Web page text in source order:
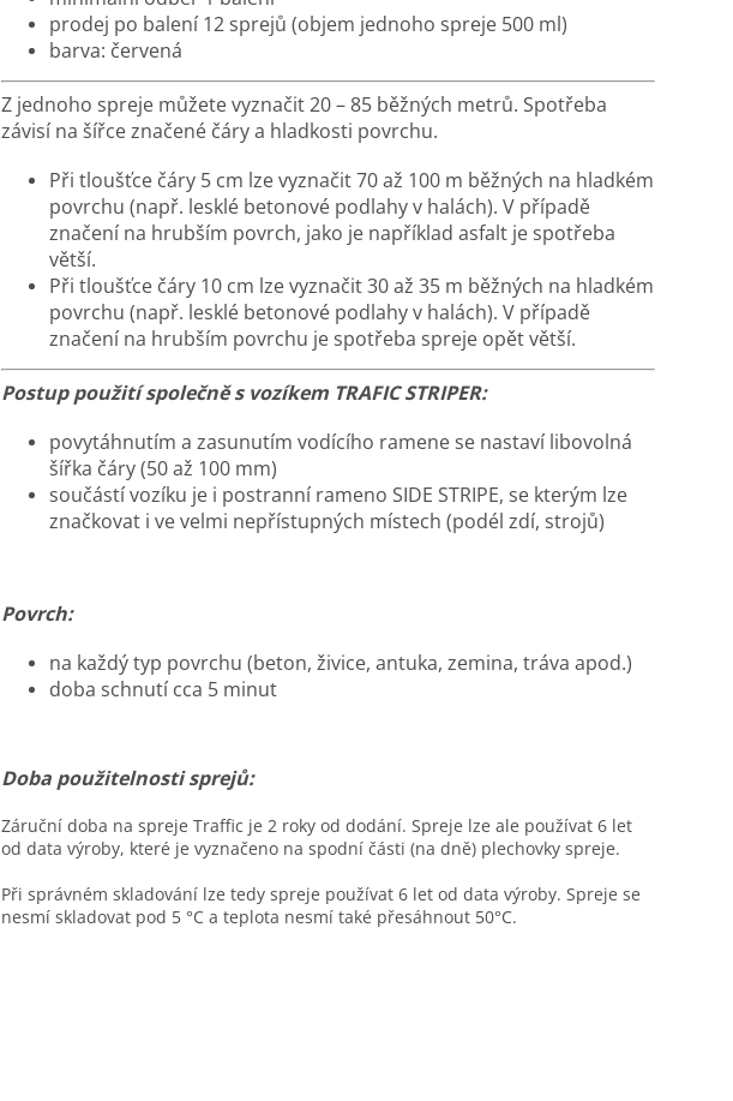
prodej po balení 12 sprejů (objem jednoho spreje 500 ml)
barva: červená
Z jednoho spreje můžete vyznačit 20 – 85 běžných metrů. Spotřeba
závisí na šířce značené čáry a hladkosti povrchu.
Při tloušťce čáry 5 cm lze vyznačit 70 až 100 m běžných na hladkém
povrchu (např. lesklé betonové podlahy v halách). V případě
značení na hrubším povrch, jako je například asfalt je spotřeba
větší.
Při tloušťce čáry 10 cm lze vyznačit 30 až 35 m běžných na hladkém
povrchu (např. lesklé betonové podlahy v halách). V případě
značení na hrubším povrchu je spotřeba spreje opět větší.
Postup použití společně s vozíkem TRAFIC STRIPER:
povytáhnutím a zasunutím vodícího ramene se nastaví libovolná
šířka čáry (50 až 100 mm)
součástí vozíku je i postranní rameno SIDE STRIPE, se kterým lze
značkovat i ve velmi nepřístupných místech (podél zdí, strojů)
Povrch:
na každý typ povrchu (beton, živice, antuka, zemina, tráva apod.)
doba schnutí cca 5 minut
Doba použitelnosti sprejů:
Záruční doba na spreje Traffic je 2 roky od dodání. Spreje lze ale používat 6 let
od data výroby, které je vyznačeno na spodní části (na dně) plechovky spreje.
Při správném skladování lze tedy spreje používat 6 let od data výroby. Spreje se
nesmí skladovat pod 5 °C a teplota nesmí také přesáhnout 50°C.